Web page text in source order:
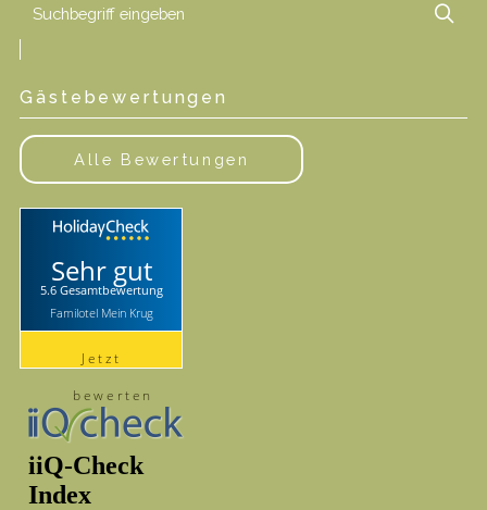
Suchbegriff
Gästebewertungen
Alle Bewertungen
Sehr gut
5.6 Gesamtbewertung
Familotel Mein Krug
Jetzt
bewerten